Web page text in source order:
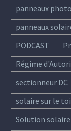
panneaux
panneaux
PODCAST
Régime
sectionneur DC
solaire sur le
Solution